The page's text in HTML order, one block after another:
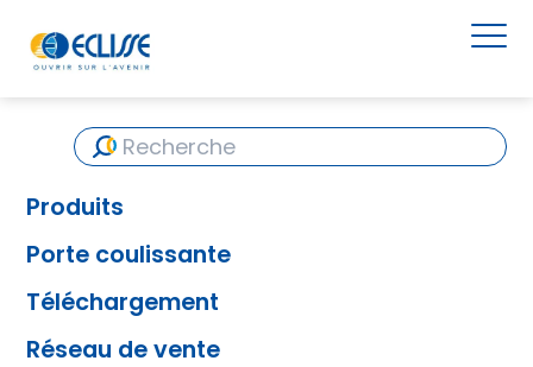
Produits
Porte coulissante
Téléchargement
Réseau de vente